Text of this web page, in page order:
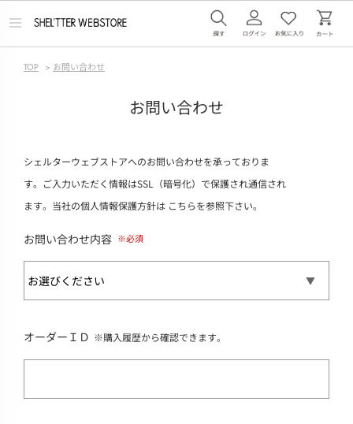
メ
TOP > お問い合わせ
お問い合わせ
シェルターウェブストアへのお問い合わせを承っておりま
す。ご入力いただく情報はSSL（暗号化）で保護され通信され
ます。当社の個人情報保護方針は こちらを参照下さい。
お問い合わせ内容
オーダーＩＤ ※購入履歴から確認できます。